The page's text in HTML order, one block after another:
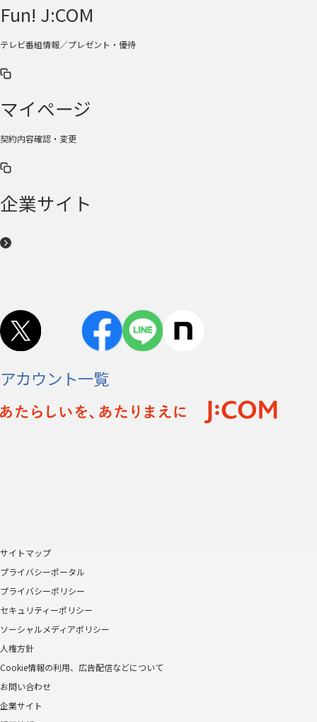
Fun! J:COM
テレビ番組情報／プレゼント・優待
マイページ
契約内容確認・変更
企業サイト
アカウント一覧
サイトマップ
プライバシーポータル
プライバシーポリシー
セキュリティーポリシー
ソーシャルメディアポリシー
人権方針
Cookie情報の利用、広告配信などについて
お問い合わせ
企業サイト